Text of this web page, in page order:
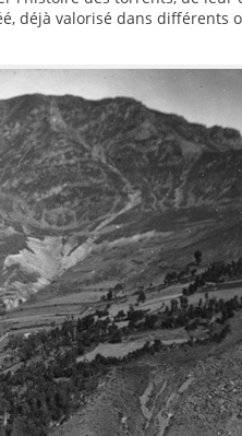
déjà valorisé dans différents